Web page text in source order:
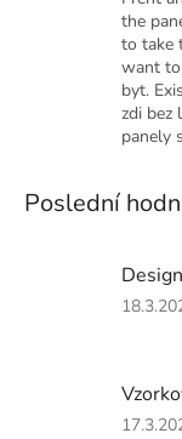
the
to take
want to
byt.
zdi bez
panely
Poslední
z
5